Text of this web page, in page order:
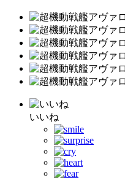
いいね